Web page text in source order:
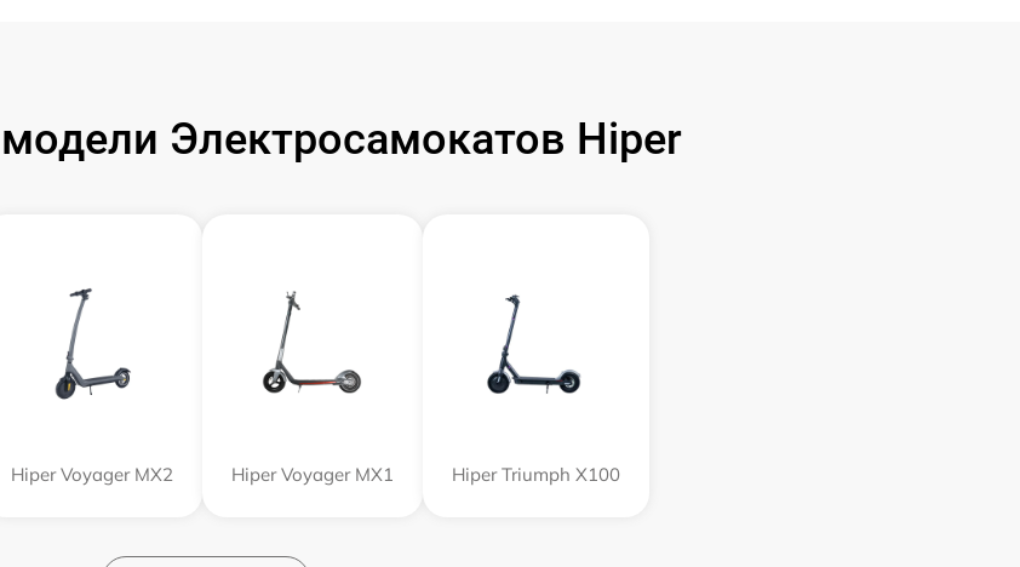
Электросамокатов Hiper
Hiper Voyager MX2 Hiper Voyager MX1 Hiper Triumph X100